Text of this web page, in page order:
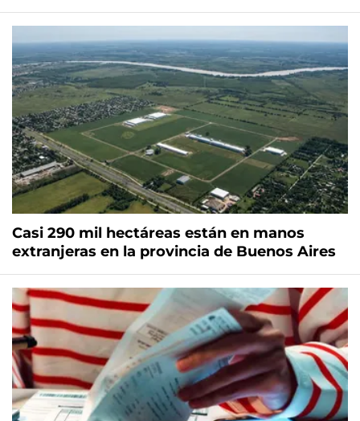
Casi 290 mil hectáreas están en manos
extranjeras en la provincia de Buenos Aires